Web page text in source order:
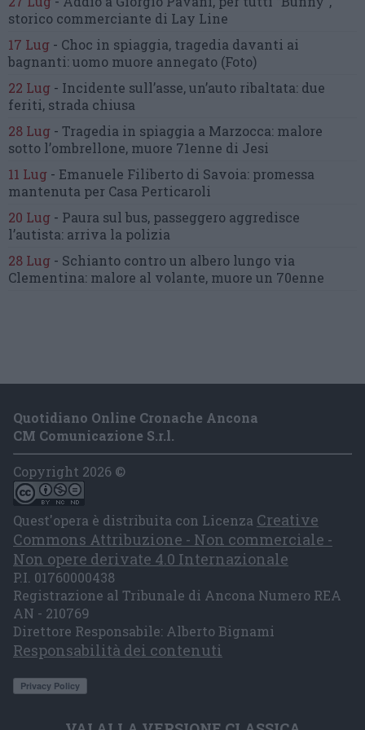
storico commerciante di Lay Line
17 Lug - Choc in spiaggia, tragedia davanti ai
bagnanti:uomo muore annegato (Foto)
22 Lug - Incidente sull’asse, un’auto ribaltata: due
feriti, strada chiusa
28 Lug - Tragedia in spiaggia a Marzocca: malore
sotto l’ombrellone, muore 71enne di Jesi
11 Lug - Emanuele Filiberto di Savoia: promessa
mantenuta per Casa Perticaroli
20 Lug - Paura sul bus, passeggero aggredisce
l’autista: arriva la polizia
28 Lug - Schianto contro un albero lungo via
Clementina: malore al volante, muore un 70enne
Quotidiano Online Cronache Ancona
CM Comunicazione S.r.l.
Copyright 2026 ©
Quest'opera è distribuita con Licenza Creative
Commons Attribuzione - Non commerciale -
Non opere derivate 4.0 Internazionale
P.I. 01760000438
Registrazione al Tribunale di Ancona Numero REA
AN - 210769
Direttore Responsabile: Alberto Bignami
Responsabilità dei contenuti